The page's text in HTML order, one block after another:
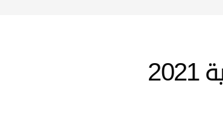
مباريات ضباط القوات المسلحة الملكية 2021